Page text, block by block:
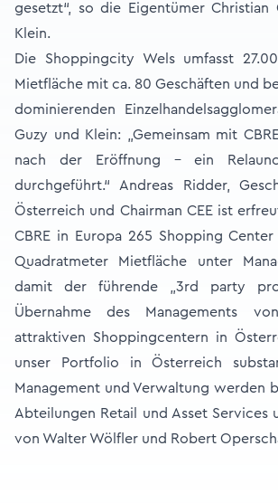
gesetzt“, so die Eigentümer Christian
Klein.
Die Shoppingcity Wels umfasst
Mietfläche mit ca. 80 Geschäften und
dominierenden
Guzy und Klein: „Gemeinsam mit
nach der Eröffnung – ein
durchgeführt.“ Andreas Ridder,
Österreich und Chairman CEE ist
CBRE in Europa 265 Shopping
Quadratmeter Mietfläche unter
damit der führende „3rd party
Übernahme des Managements
attraktiven Shoppingcentern in
unser Portfolio in Österreich
Management und Verwaltung werden
Abteilungen Retail und Asset Services
von Walter Wölfler und Robert